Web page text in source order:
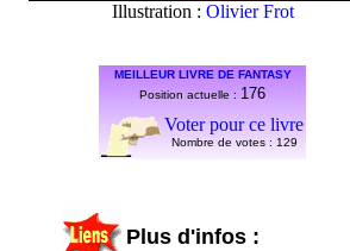
Illustration : Olivier Frot
MEILLEUR LIVRE DE FANTASY
Position actuelle : 176
Voter pour ce livre
Nombre de votes : 129
Plus d'infos :